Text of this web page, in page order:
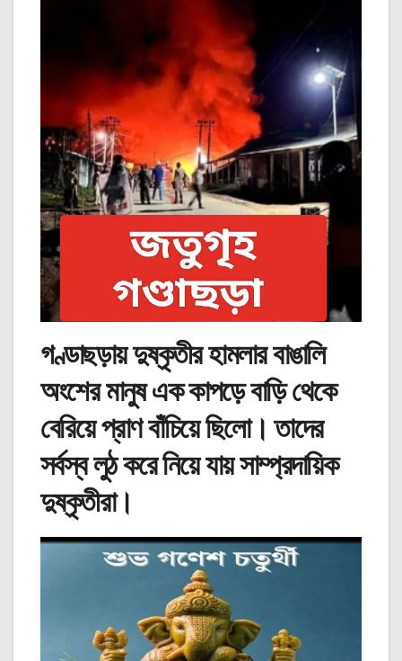
গণ্ডাছড়ায় দুষ্কৃতীর হামলার বাঙালি
অংশের মানুষ এক কাপড়ে বাড়ি থেকে
বেরিয়ে প্রাণ বাঁচিয়ে ছিলো। তাদের
সর্বস্ব লুঠ করে নিয়ে যায় সাম্প্রদায়িক
দুষ্কৃতীরা।